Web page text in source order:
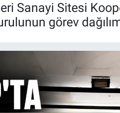
Sanayi Sitesi
görev